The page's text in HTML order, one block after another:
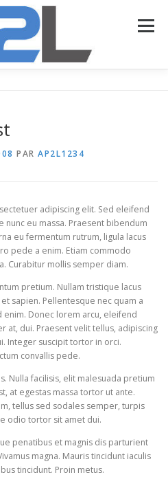
Menu
PAR AP2L1234
adipiscing elit. Sed eleifend
nunc eu massa. Praesent bibendum
eu fermentum rutrum, ligula lacus
pede a enim. Etiam commodo
Curabitur mollis semper diam.
pretium. Nullam tristique lacus
sapien. Pellentesque nec quam a
Donec lorem arcu, eleifend
at, dui. Praesent velit tellus, adipiscing
Integer suscipit tortor in orci.
convallis pede.
Nulla facilisis, elit malesuada pretium
at egestas massa tortor ut ante.
tellus sed sodales semper, turpis
odio tortor sit amet dui.
penatibus et magnis dis parturient
magna. Mauris tincidunt iaculis
tincidunt. Proin metus.